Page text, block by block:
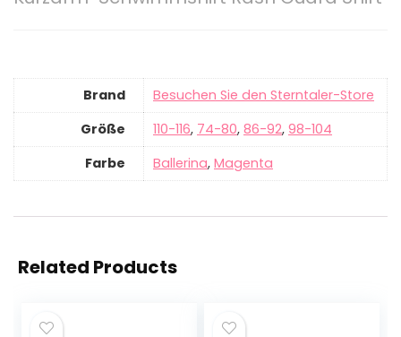
Brand
Besuchen Sie den Sterntaler-Store
Größe
110-116, 74-80, 86-92, 98-104
Farbe
Ballerina, Magenta
Related Products